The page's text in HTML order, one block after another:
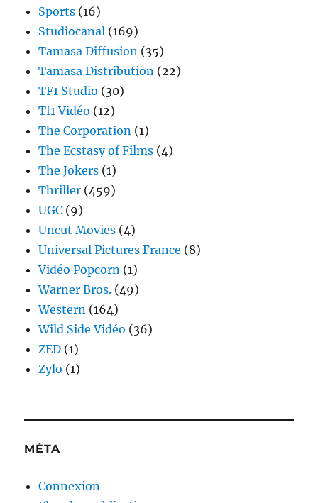
Sports (16)
Studiocanal (169)
Tamasa Diffusion (35)
Tamasa Distribution (22)
TF1 Studio (30)
Tf1 Vidéo (12)
The Corporation (1)
The Ecstasy of Films (4)
The Jokers (1)
Thriller (459)
UGC (9)
Uncut Movies (4)
Universal Pictures France (8)
Vidéo Popcorn (1)
Warner Bros. (49)
Western (164)
Wild Side Vidéo (36)
ZED (1)
Zylo (1)
MÉTA
Connexion